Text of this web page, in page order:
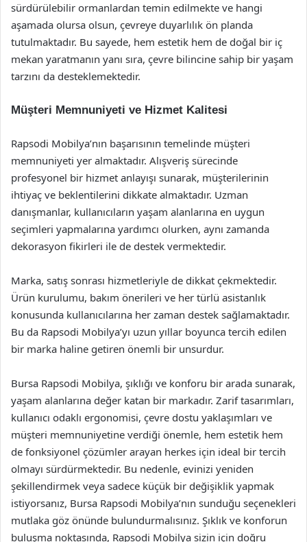
sürdürülebilir ormanlardan temin edilmekte ve hangi
aşamada olursa olsun, çevreye duyarlılık ön planda
tutulmaktadır. Bu sayede, hem estetik hem de doğal bir iç
mekan yaratmanın yanı sıra, çevre bilincine sahip bir yaşam
tarzını da desteklemektedir.
Müşteri Memnuniyeti ve Hizmet Kalitesi
Rapsodi Mobilya’nın başarısının temelinde müşteri
memnuniyeti yer almaktadır. Alışveriş sürecinde
profesyonel bir hizmet anlayışı sunarak, müşterilerinin
ihtiyaç ve beklentilerini dikkate almaktadır. Uzman
danışmanlar, kullanıcıların yaşam alanlarına en uygun
seçimleri yapmalarına yardımcı olurken, aynı zamanda
dekorasyon fikirleri ile de destek vermektedir.
Marka, satış sonrası hizmetleriyle de dikkat çekmektedir.
Ürün kurulumu, bakım önerileri ve her türlü asistanlık
konusunda kullanıcılarına her zaman destek sağlamaktadır.
Bu da Rapsodi Mobilya’yı uzun yıllar boyunca tercih edilen
bir marka haline getiren önemli bir unsurdur.
Bursa Rapsodi Mobilya, şıklığı ve konforu bir arada sunarak,
yaşam alanlarına değer katan bir markadır. Zarif tasarımları,
kullanıcı odaklı ergonomisi, çevre dostu yaklaşımları ve
müşteri memnuniyetine verdiği önemle, hem estetik hem
de fonksiyonel çözümler arayan herkes için ideal bir tercih
olmayı sürdürmektedir. Bu nedenle, evinizi yeniden
şekillendirmek veya sadece küçük bir değişiklik yapmak
istiyorsanız, Bursa Rapsodi Mobilya’nın sunduğu seçenekleri
mutlaka göz önünde bulundurmalısınız. Şıklık ve konforun
buluşma noktasında, Rapsodi Mobilya sizin için doğru